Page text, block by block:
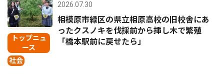
トップニュ
ース
社会
2026.07.30
相模原市緑区の県立相原高校の旧校舎にあ
ったクスノキを伐採前から挿し木で繁殖
「橋本駅前に戻せたら」